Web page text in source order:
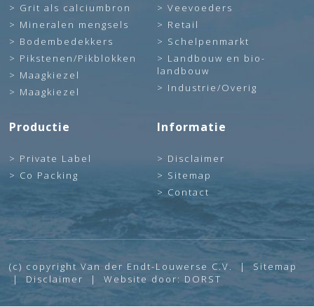
Grit als calciumbron
Mineralen mengsels
Bodembedekkers
Pikstenen/Pikblokken
Maagkiezel
Maagkiezel
Veevoeders
Retail
Schelpenmarkt
Landbouw en bio-
landbouw
Industrie/Overig
Productie
Private Label
Co Packing
Informatie
Disclaimer
Sitemap
Contact
(c) copyright Van der Endt-Louwerse C.V. | Sitemap
| Disclaimer | Website door: DORST